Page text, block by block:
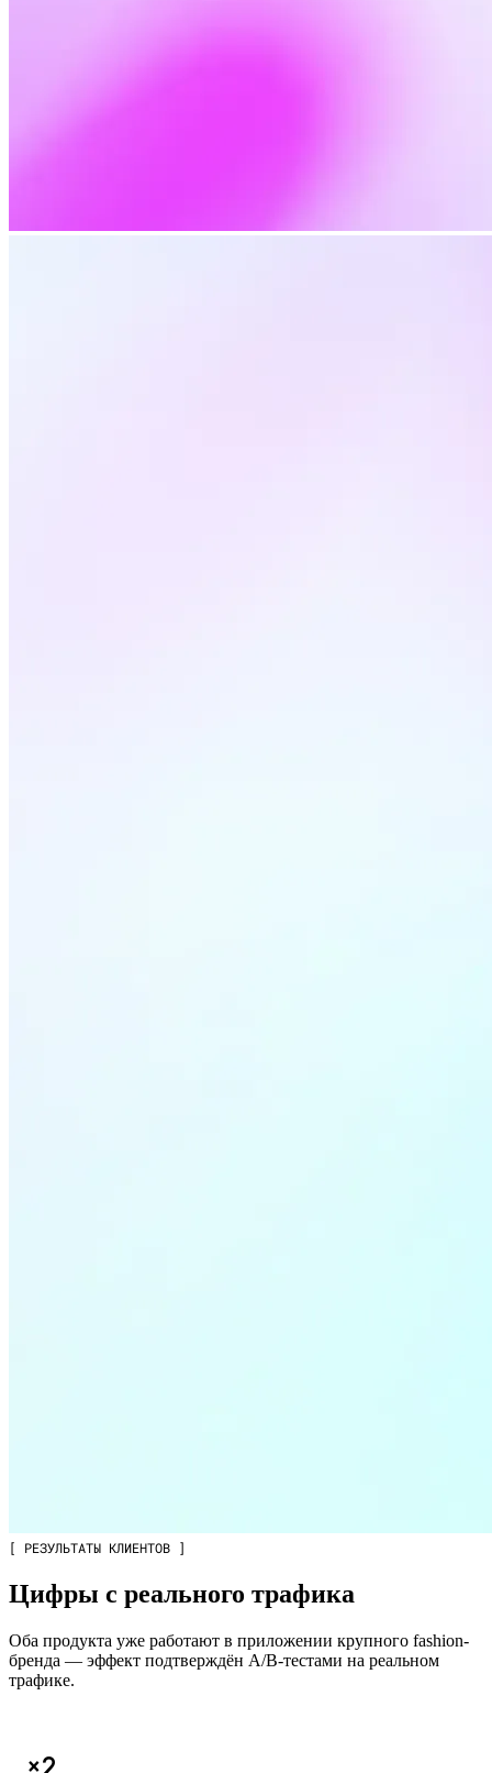
[ РЕЗУЛЬТАТЫ КЛИЕНТОВ ]
Цифры с реального трафика
Оба продукта уже работают в приложении крупного fashion-
бренда — эффект подтверждён A/B-тестами на реальном
трафике.
×2